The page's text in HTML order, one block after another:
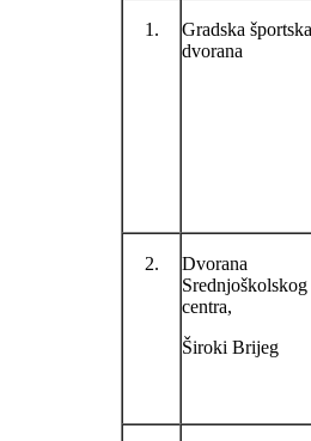
1.
Gradska športska
dvorana
2.
Dvorana
Srednjoškolskog
centra,
Široki Brijeg